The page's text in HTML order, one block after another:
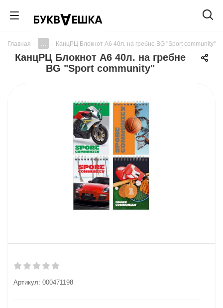
Главная - - КанцРЦ Блокнот А6 40л. на гребне BG "Sport community"
КанцРЦ Блокнот А6 40л. на гребне
BG "Sport community"
Артикул: 000471198